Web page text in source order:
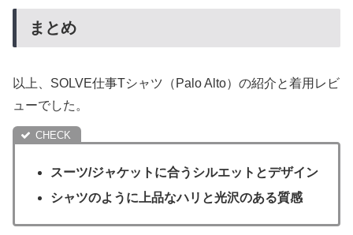
まとめ
以上、SOLVE仕事Tシャツ（Palo Alto）の紹介と着用レビ
ューでした。
スーツ/ジャケットに合うシルエットとデザイン
シャツのように上品なハリと光沢のある質感